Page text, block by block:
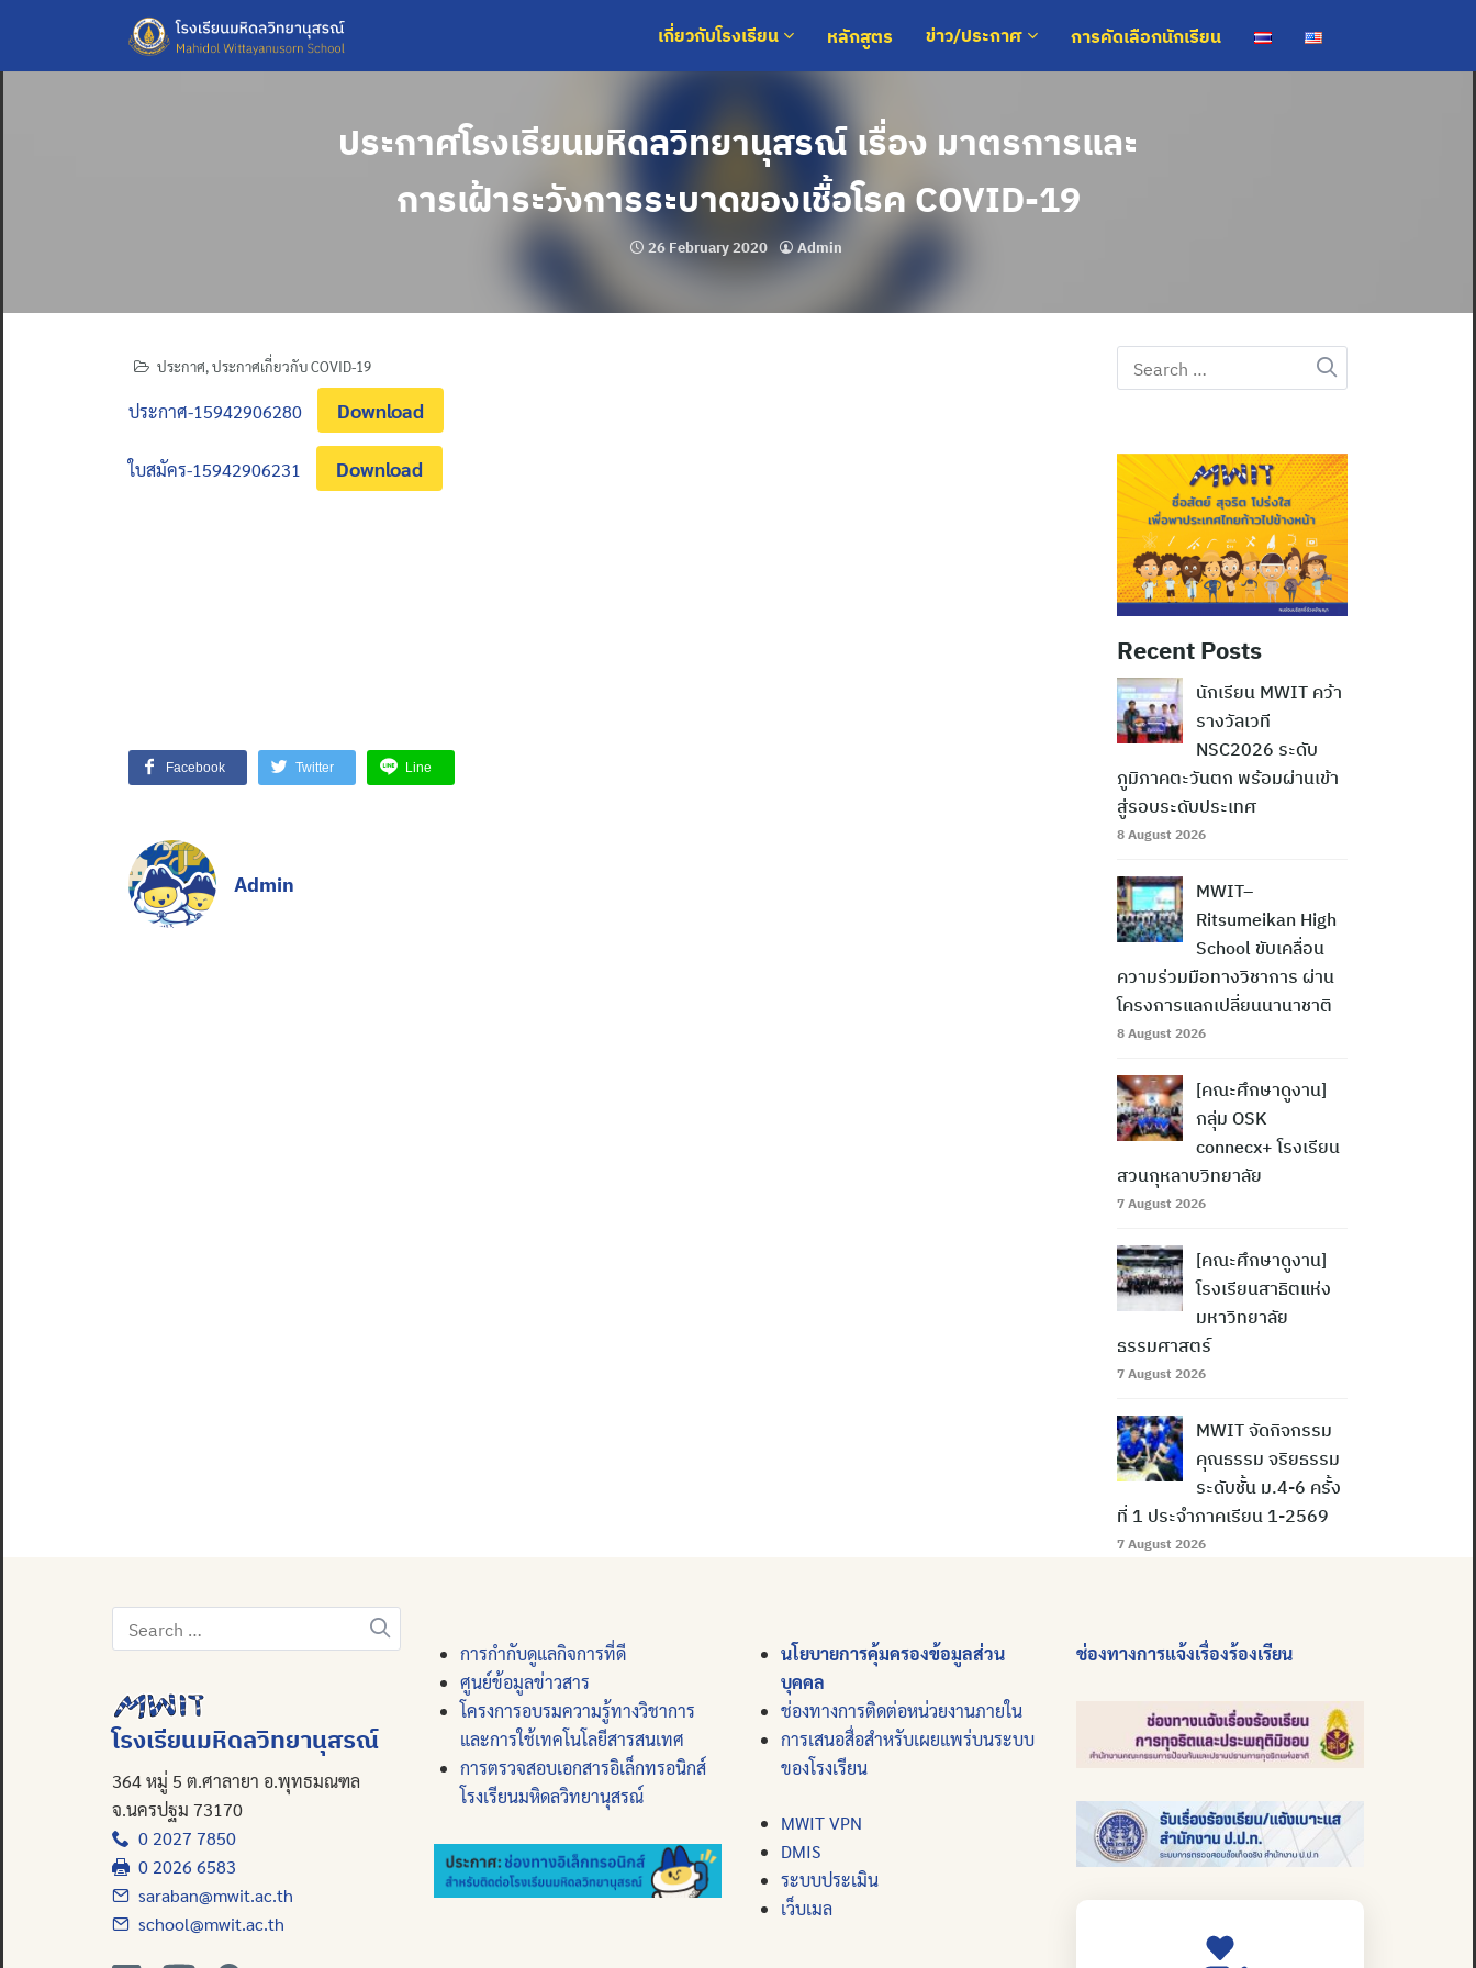
content
เกี่ยวกับโรงเรียน หลักสูตร ข่าว/ประกาศ การคัดเลือกนักเรียน
ประกาศโรงเรียนมหิดลวิทยานุสรณ์ เรื่อง มาตรการและ
การเฝ้าระวังการระบาดของเชื้อโรค COVID-19
26 February 2020 Admin
ประกาศ,ประกาศเกี่ยวกับ COVID-19
ประกาศ-15942906280 Download
ใบสมัคร-15942906231 Download
Facebook Twitter Line
Admin
Search
for:
Recent Posts
นักเรียน MWIT คว้า
รางวัลเวที
NSC2026 ระดับ
ภูมิภาคตะวันตก พร้อมผ่านเข้า
สู่รอบระดับประเทศ
8 August 2026
MWIT–
Ritsumeikan High
School ขับเคลื่อน
ความร่วมมือทางวิชาการ ผ่าน
โครงการแลกเปลี่ยนนานาชาติ
8 August 2026
[คณะศึกษาดูงาน]
กลุ่ม OSK
connecx+ โรงเรียน
สวนกุหลาบวิทยาลัย
7 August 2026
[คณะศึกษาดูงาน]
โรงเรียนสาธิตแห่ง
มหาวิทยาลัย
ธรรมศาสตร์
7 August 2026
MWIT จัดกิจกรรม
คุณธรรม จริยธรรม
ระดับชั้น ม.4-6 ครั้ง
ที่ 1 ประจำภาคเรียน 1-2569
7 August 2026
Search
for:
โรงเรียนมหิดลวิทยานุสรณ์
364 หมู่ 5 ต.ศาลายา อ.พุทธมณฑล
จ.นครปฐม 73170
0 2027 7850
0 2026 6583
saraban@mwit.ac.th
school@mwit.ac.th
การกำกับดูแลกิจการที่ดี
ศูนย์ข้อมูลข่าวสาร
โครงการอบรมความรู้ทางวิชาการ
และการใช้เทคโนโลยีสารสนเทศ
การตรวจสอบเอกสารอิเล็กทรอนิกส์
โรงเรียนมหิดลวิทยานุสรณ์
นโยบายการคุ้มครองข้อมูลส่วน
บุคคล
ช่องทางการติดต่อหน่วยงานภายใน
การเสนอสื่อสำหรับเผยแพร่บนระบบ
ของโรงเรียน
MWIT VPN
DMIS
ระบบประเมิน
เว็บเมล
ช่องทางการแจ้งเรื่องร้องเรียน